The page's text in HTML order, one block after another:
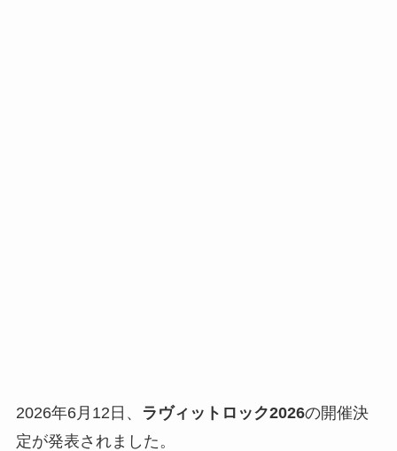
2026年6月12日、 ラヴィットロック2026の開催決
定が発表されました。